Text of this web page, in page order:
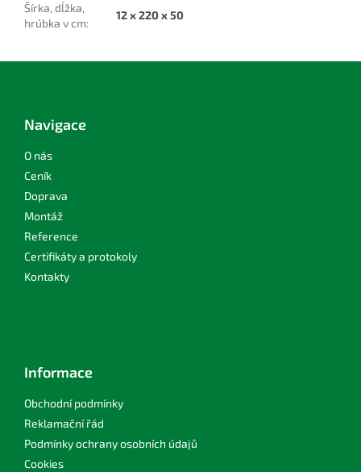
Šírka, dĺžka,
hrúbka v cm:
12 x 220 x 50
Navigace
O nás
Ceník
Doprava
Montáž
Reference
Certifikáty a protokoly
Kontakty
Informace
Obchodní podmínky
Reklamační řád
Podmínky ochrany osobních údajů
Cookies